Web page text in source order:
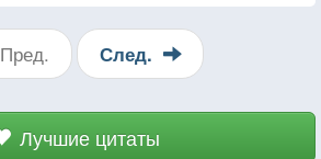
Пред. След.
Лучшие цитаты